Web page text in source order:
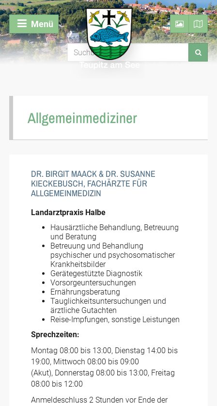
Menü
Allgemeinmediziner
DR. BIRGIT MAACK & DR. SUSANNE
KIECKEBUSCH, FACHÄRZTE FÜR
ALLGEMEINMEDIZIN
Landarztpraxis Halbe
Hausärztliche Behandlung, Betreuung
und Beratung
Betreuung und Behandlung
psychischer und psychosomatischer
Krankheitsbilder
Gerätegestützte Diagnostik
Vorsorgeuntersuchungen
Ernährungsberatung
Tauglichkeitsuntersuchungen und
ärztliche Gutachten
Reise-Impfungen, sonstige Leistungen
Sprechzeiten:
Montag 08:00 bis 13:00, Dienstag 14:00 bis
19:00, Mittwoch 08:00 bis 09:00
(Akut), Donnerstag 08:00 bis 13:00, Freitag
08:00 bis 12:00
Anmeldeschluss 2 Stunden vor Ende der